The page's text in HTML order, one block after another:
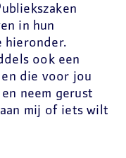
in hun
hieronder.
ook een
die voor jou
neem gerust
mij of iets wilt